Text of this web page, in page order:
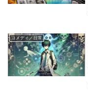
コメディ／日常